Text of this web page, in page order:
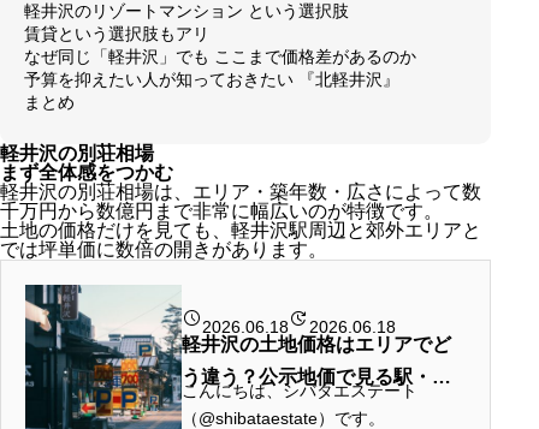
軽井沢のリゾートマンション という選択肢
賃貸という選択肢もアリ
なぜ同じ「軽井沢」でも ここまで価格差があるのか
予算を抑えたい人が知っておきたい 『北軽井沢』
まとめ
軽井沢の別荘相場
まず全体感をつかむ
軽井沢の別荘相場は、エリア・築年数・広さによって数
千万円から数億円まで非常に幅広いのが特徴です。
土地の価格だけを見ても、軽井沢駅周辺と郊外エリアと
では坪単価に数倍の開きがあります。
2026.06.18 2026.06.18
軽井沢の土地価格はエリアでど
う違う？公示地価で見る駅・地
区別ランキングと北軽井沢とい
こんにちは、シバタエステート
（@shibataestate）です。